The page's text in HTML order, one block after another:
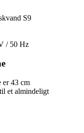
S9
/ 50 Hz
er 43 cm
et almindeligt